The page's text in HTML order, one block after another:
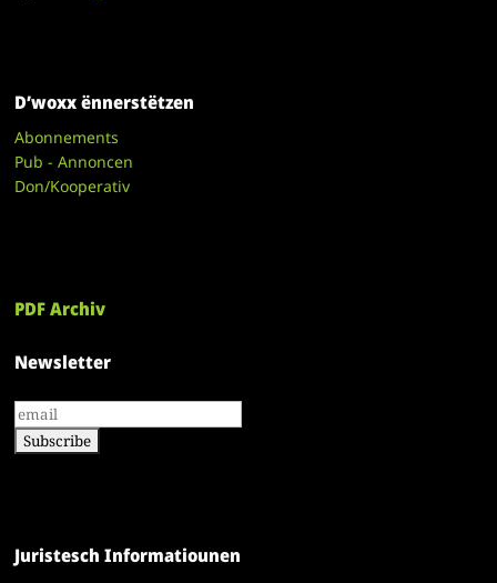
D’woxx ënnerstëtzen
Abonnements
Pub - Annoncen
Don/Kooperativ
PDF Archiv
Newsletter
Juristesch Informatiounen